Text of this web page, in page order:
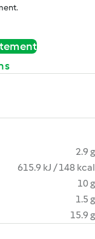
2.9 g
615.9 kJ / 148 kcal
10 g
1.5 g
15.9 g